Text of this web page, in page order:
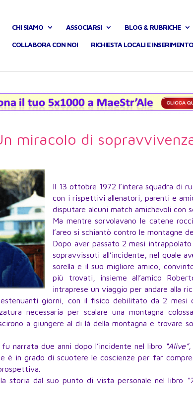
CHI SIAMO ASSOCIARSI BLOG & RUBRICHE
COLLABORA CON NOI RICHIESTA LOCALI E
miracolo di
Il 13 ottobre 1972 l’intera squadra di
con i rispettivi allenatori, parenti e
disputare alcuni match amichevoli con
Ma mentre sorvolavano le catene
l’areo si schiantò contro le montagne
Dopo aver passato 2 mesi
sopravvissuti all’incidente, nel quale
sorella e il suo migliore amico,
più trovati, insieme all’amico
intraprese un viaggio per andare alla
giorni, con il fisico debilitato da 2 mesi
necessaria per scalare una montagna
a giungere al di là della montagna e trovare
narrata due anni dopo l’incidente nel libro “Alive”,
è in grado di scuotere le coscienze per far
storia dal suo punto di vista personale nel libro